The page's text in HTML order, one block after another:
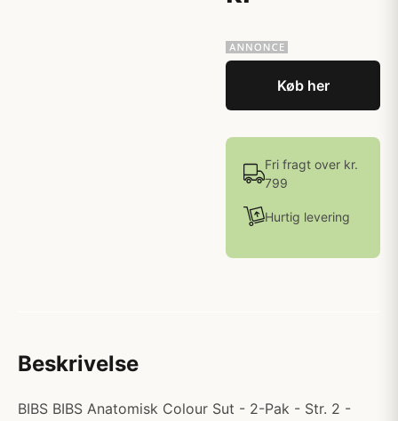
Køb her
Fri fragt over kr.
799
Hurtig levering
Beskrivelse
BIBS BIBS Anatomisk Colour Sut - 2-Pak - Str. 2 -